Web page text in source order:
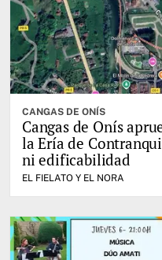
CANGAS DE ONÍS
Cangas de Onís
la Ería de
ni edificabilidad
EL FIELATO Y EL NORA